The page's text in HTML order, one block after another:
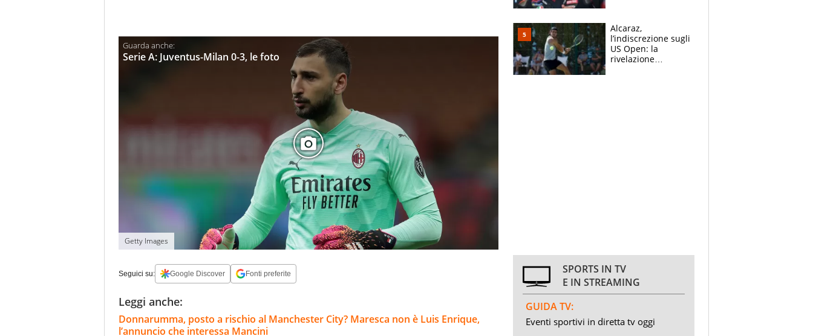
Serie A: Juventus-Milan 0-3, le foto
Getty Images
Seguici su: Google Discover Fonti preferite
Leggi anche:
Donnarumma, posto a rischio al Manchester City? Maresca non è Luis Enrique,
l’annuncio che interessa Mancini
e vota Aprilia
Alcaraz,
l’indiscrezione sugli
US Open: la
rivelazione
SPORTS IN TV
E IN STREAMING
GUIDA TV:
Eventi sportivi in diretta tv oggi